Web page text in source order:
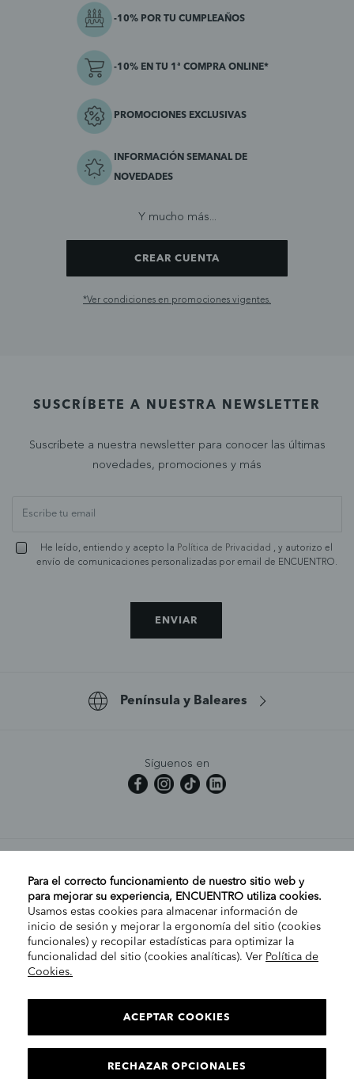
-10% POR TU CUMPLEAÑOS
-10% EN TU 1ª COMPRA ONLINE*
PROMOCIONES EXCLUSIVAS
INFORMACIÓN SEMANAL DE
NOVEDADES
Y mucho más...
CREAR CUENTA
*Ver condiciones en promociones vigentes.
SUSCRÍBETE A NUESTRA NEWSLETTER
Suscríbete a nuestra newsletter para conocer las últimas
novedades, promociones y más
He leído, entiendo y acepto la Política de Privacidad , y autorizo el
envío de comunicaciones personalizadas por email de ENCUENTRO.
ENVIAR
Península y Baleares
Síguenos en
MI CUENTA
AYUDA
EMPRESA
INFORMACIÓN LEGAL
Para el correcto funcionamiento de nuestro sitio web y
para mejorar su experiencia, ENCUENTRO utiliza cookies.
Usamos estas cookies para almacenar información de
inicio de sesión y mejorar la ergonomía del sitio (cookies
funcionales) y recopilar estadísticas para optimizar la
funcionalidad del sitio (cookies analíticas). Ver Política de
Cookies.
ACEPTAR COOKIES
RECHAZAR OPCIONALES